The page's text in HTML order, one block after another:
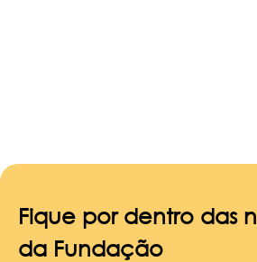
Fique por dentro das
da Fundação